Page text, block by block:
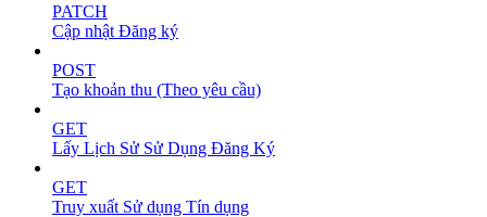
PATCH
Cập nhật Đăng ký
POST
Tạo khoản thu (Theo yêu cầu)
GET
Lấy Lịch Sử Sử Dụng Đăng Ký
GET
Truy xuất Sử dụng Tín dụng